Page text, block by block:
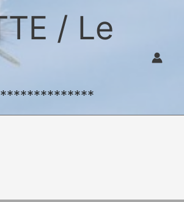
/ Le